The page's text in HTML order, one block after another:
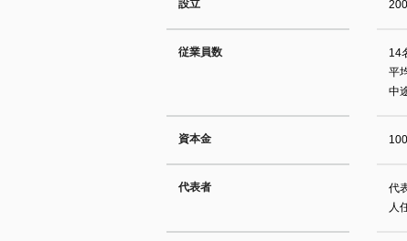
設立
従業員数
14
平
中
資本金
代表者
代
人